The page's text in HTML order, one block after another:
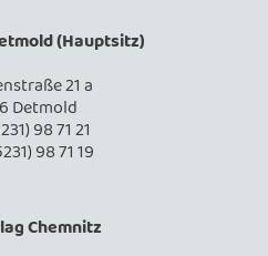
(Hauptsitz)
21 a
Detmold
98 71 21
98 71 19
Chemnitz